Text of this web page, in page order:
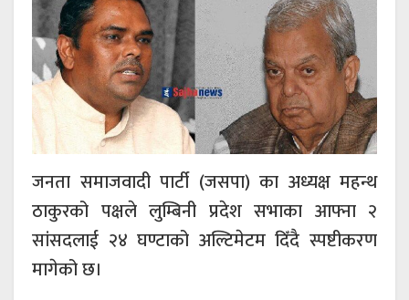
जनता समाजवादी पार्टी (जसपा) का अध्यक्ष महन्थ
ठाकुरको पक्षले लुम्बिनी प्रदेश सभाका आफ्ना २
सांसदलाई २४ घण्टाको अल्टिमेटम दिँदै स्पष्टीकरण
मागेको छ।